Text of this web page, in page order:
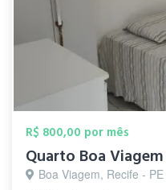
R$ 800,00 por mês
Boa Viagem, Recife - PE